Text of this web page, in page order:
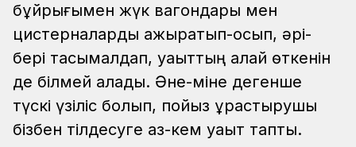
бұйрығымен жүк вагондары мен
цистерналарды ажыратып-қосып, әрі-
бері тасымалдап, уақыттың қалай өткенін
де білмей қалады. Әне-міне дегенше
түскі үзіліс болып, пойыз құрастырушы
бізбен тілдесуге аз-кем уақыт тапты.